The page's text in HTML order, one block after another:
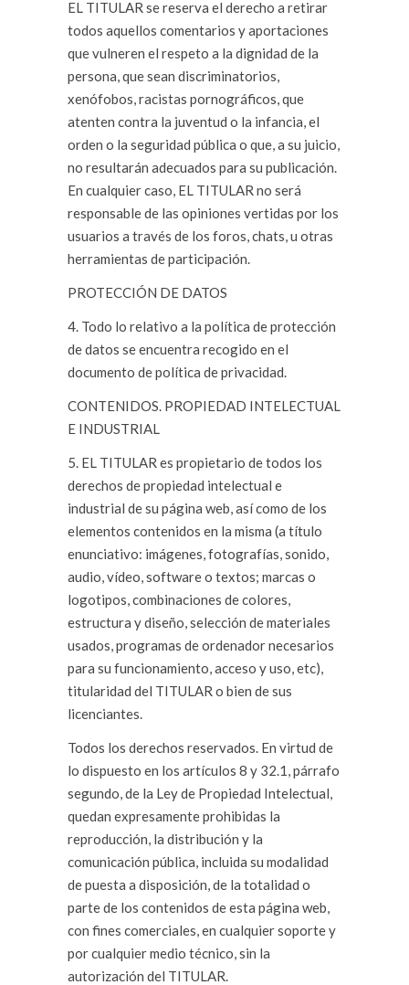
EL TITULAR se reserva el derecho a retirar
todos aquellos comentarios y aportaciones
que vulneren el respeto a la dignidad de la
persona, que sean discriminatorios,
xenófobos, racistas pornográficos, que
atenten contra la juventud o la infancia, el
orden o la seguridad pública o que, a su juicio,
no resultarán adecuados para su publicación.
En cualquier caso, EL TITULAR no será
responsable de las opiniones vertidas por los
usuarios a través de los foros, chats, u otras
herramientas de participación.
PROTECCIÓN DE DATOS
4. Todo lo relativo a la política de protección
de datos se encuentra recogido en el
documento de política de privacidad.
CONTENIDOS. PROPIEDAD INTELECTUAL
E INDUSTRIAL
5. EL TITULAR es propietario de todos los
derechos de propiedad intelectual e
industrial de su página web, así como de los
elementos contenidos en la misma (a título
enunciativo: imágenes, fotografías, sonido,
audio, vídeo, software o textos; marcas o
logotipos, combinaciones de colores,
estructura y diseño, selección de materiales
usados, programas de ordenador necesarios
para su funcionamiento, acceso y uso, etc),
titularidad del TITULAR o bien de sus
licenciantes.
Todos los derechos reservados. En virtud de
lo dispuesto en los artículos 8 y 32.1, párrafo
segundo, de la Ley de Propiedad Intelectual,
quedan expresamente prohibidas la
reproducción, la distribución y la
comunicación pública, incluida su modalidad
de puesta a disposición, de la totalidad o
parte de los contenidos de esta página web,
con fines comerciales, en cualquier soporte y
por cualquier medio técnico, sin la
autorización del TITULAR.